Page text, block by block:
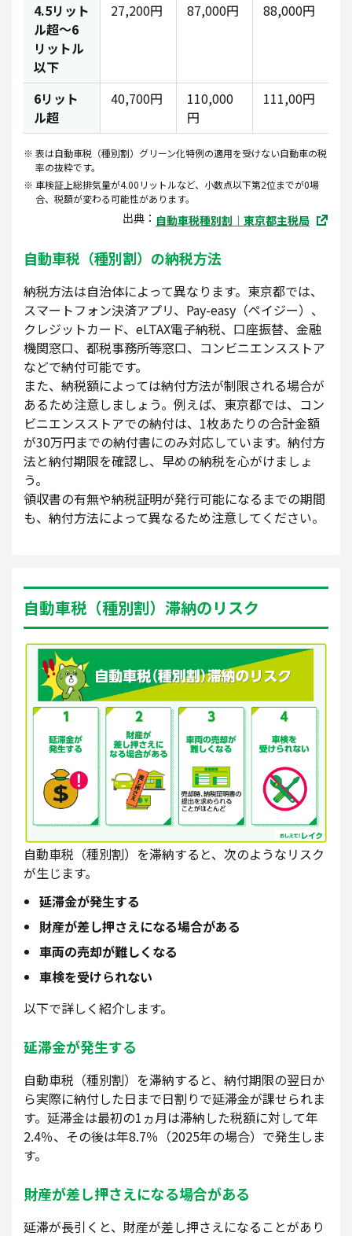
4.5リット
ル超～6
リットル
以下
27,200円 87,000円 88,000円
6リット
ル超
40,700円
110,000
円
111,00円
表は自動車税（種別割）グリーン化特例の適用を受けない自動車の税
率の抜粋です。
車検証上総排気量が4.00リットルなど、小数点以下第2位までが0場
合、税額が変わる可能性があります。
出典： 自動車税種別割｜東京都主税局
自動車税（種別割）の納税方法
納税方法は自治体によって異なります。東京都では、
スマートフォン決済アプリ、Pay-easy（ペイジー）、
クレジットカード、eLTAX電子納税、口座振替、金融
機関窓口、都税事務所等窓口、コンビニエンスストア
などで納付可能です。
また、納税額によっては納付方法が制限される場合が
あるため注意しましょう。例えば、東京都では、コン
ビニエンスストアでの納付は、1枚あたりの合計金額
が30万円までの納付書にのみ対応しています。納付方
法と納付期限を確認し、早めの納税を心がけましょ
う。
領収書の有無や納税証明が発行可能になるまでの期間
も、納付方法によって異なるため注意してください。
自動車税（種別割）滞納のリスク
自動車税（種別割）を滞納すると、次のようなリスク
が生じます。
延滞金が発生する
財産が差し押さえになる場合がある
車両の売却が難しくなる
車検を受けられない
以下で詳しく紹介します。
延滞金が発生する
自動車税（種別割）を滞納すると、納付期限の翌日か
ら実際に納付した日まで日割りで延滞金が課せられま
す。延滞金は最初の1ヵ月は滞納した税額に対して年
2.4％、その後は年8.7％（2025年の場合）で発生しま
す。
財産が差し押さえになる場合がある
延滞が長引くと、財産が差し押さえになることがあり